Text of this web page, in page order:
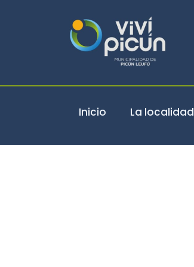
Inicio La localidad